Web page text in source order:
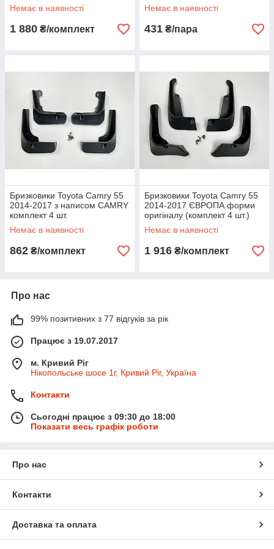
Немає в наявності
1 880 ₴/комплект
Немає в наявності
431 ₴/пара
Бризковики Toyota Camry 55
2014-2017 з написом CAMRY
комплект 4 шт.
Немає в наявності
862 ₴/комплект
Бризковики Toyota Camry 55
2014-2017 ЄВРОПА форми
оригіналу (комплект 4 шт.)
Немає в наявності
1 916 ₴/комплект
Про нас
99% позитивних з 77 відгуків за рік
Працює з 19.07.2017
м. Кривий Ріг
Нікопольське шосе 1г, Кривий Ріг, Україна
Контакти
Сьогодні працює з 09:30 до 18:00
Показати весь графік роботи
Про нас
Контакти
Доставка та оплата